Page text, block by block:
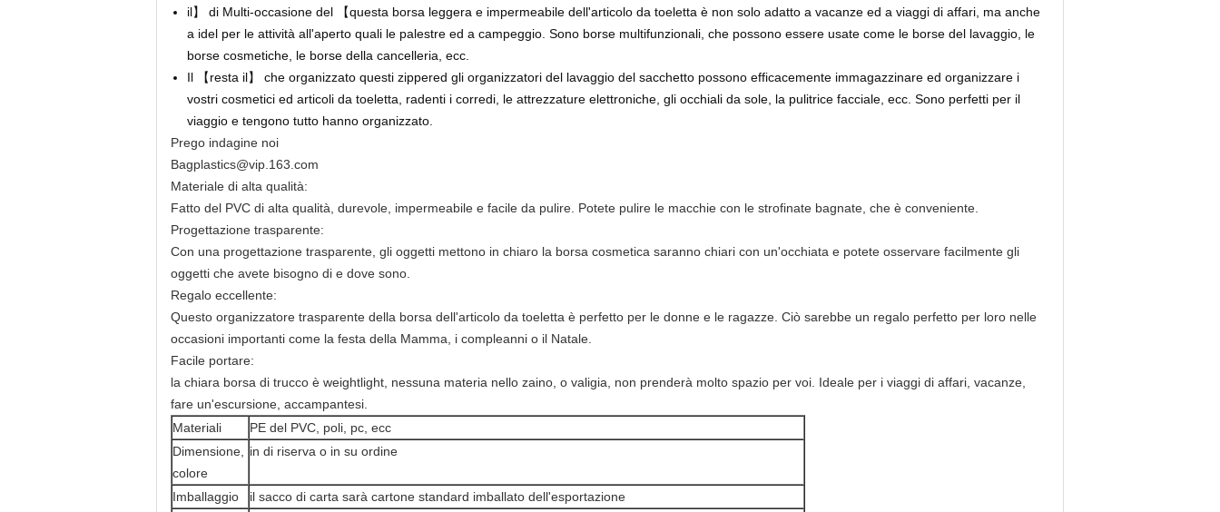
il】 di Multi-occasione del 【questa borsa leggera e impermeabile dell'articolo da toeletta è non solo adatto a vacanze ed a viaggi di affari, ma anche
a idel per le attività all'aperto quali le palestre ed a campeggio. Sono borse multifunzionali, che possono essere usate come le borse del lavaggio, le
borse cosmetiche, le borse della cancelleria, ecc.
Il 【resta il】 che organizzato questi zippered gli organizzatori del lavaggio del sacchetto possono efficacemente immagazzinare ed organizzare i
vostri cosmetici ed articoli da toeletta, radenti i corredi, le attrezzature elettroniche, gli occhiali da sole, la pulitrice facciale, ecc. Sono perfetti per il
viaggio e tengono tutto hanno organizzato.
Prego indagine noi
Bagplastics@vip.163.com
Materiale di alta qualità:
Fatto del PVC di alta qualità, durevole, impermeabile e facile da pulire. Potete pulire le macchie con le strofinate bagnate, che è conveniente.
Progettazione trasparente:
Con una progettazione trasparente, gli oggetti mettono in chiaro la borsa cosmetica saranno chiari con un'occhiata e potete osservare facilmente gli
oggetti che avete bisogno di e dove sono.
Regalo eccellente:
Questo organizzatore trasparente della borsa dell'articolo da toeletta è perfetto per le donne e le ragazze. Ciò sarebbe un regalo perfetto per loro nelle
occasioni importanti come la festa della Mamma, i compleanni o il Natale.
Facile portare:
la chiara borsa di trucco è weightlight, nessuna materia nello zaino, o valigia, non prenderà molto spazio per voi. Ideale per i viaggi di affari, vacanze,
fare un'escursione, accampantesi.
Materiali
PE del PVC, poli, pc, ecc
Dimensione,
colore
in di riserva o in su ordine
Imballaggio
il sacco di carta sarà cartone standard imballato dell'esportazione